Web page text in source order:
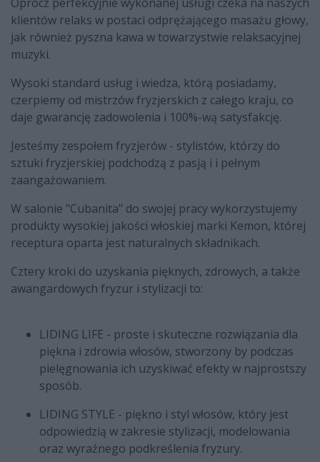
Oprócz perfekcyjnie wykonanej usługi czeka na naszych
klientów relaks w postaci odprężającego masażu głowy,
jak również pyszna kawa w towarzystwie relaksacyjnej
muzyki.
Wysoki standard usług i wiedza, którą posiadamy,
czerpiemy od mistrzów fryzjerskich z całego kraju, co
daje gwarancję zadowolenia i 100%-wą satysfakcję.
Jesteśmy zespołem fryzjerów - stylistów, którzy do
sztuki fryzjerskiej podchodzą z pasją i i pełnym
zaangażowaniem.
W salonie "Cubanita" do swojej pracy wykorzystujemy
produkty wysokiej jakości włoskiej marki Kemon, której
receptura oparta jest naturalnych składnikach.
Cztery kroki do uzyskania pięknych, zdrowych, a także
awangardowych fryzur i stylizacji to:
LIDING LIFE - proste i skuteczne rozwiązania dla
piękna i zdrowia włosów, stworzony by podczas
pielęgnowania ich uzyskiwać efekty w najprostszy
sposób.
LIDING STYLE - piękno i styl włosów, który jest
odpowiedzią w zakresie stylizacji, modelowania
oraz wyraźnego podkreślenia fryzury.